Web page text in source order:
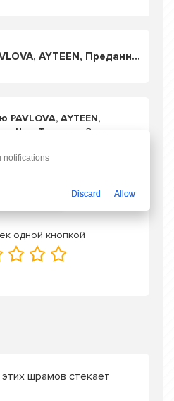
Слушать PAVLOVA, AYTEEN, Преданная - Тише, Чем Тень
PAVLOVA, AYTEEN,
Чем Тень в mp3 или
бесплатно
одной кнопкой
шрамов стекает
notifications
Discard Allow